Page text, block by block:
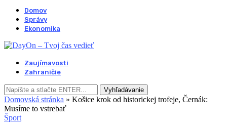
Domov
Správy
Ekonomika
Zaujímavosti
Zahraničie
Vyhľadávanie
Domovská stránka » Košice krok od historickej trofeje, Černák:
Musíme to vstrebať
Šport